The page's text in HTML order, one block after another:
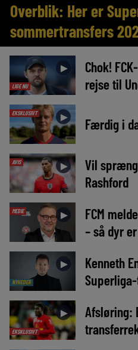
Overblik: Her er
sommertransfers
LIGE NU
►
Chok!
rejse til
EKSKLUSIVT ► Færdig i
AVIS ►
Vil
Rashford
MEDIE ►
FCM
– så dyr
NYHEDER
►
Kenneth
EKSKLUSIVT
►
Afsløring: